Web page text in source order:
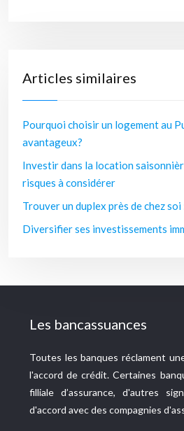
Articles similaires
Pourquoi choisir un logement au
avantageux?
Investir dans la location
risques à considérer
Trouver un duplex près de chez
Diversifier ses investissements
Les bancassuances
Toutes les banques réclament
l'accord de crédit. Certaines
filliale d’assurance, d'autres
d'accord avec des compagnies